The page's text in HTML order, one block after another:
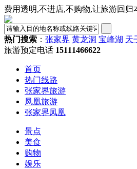
费用透明,不进店,不购物,让旅游回
热门搜索 ： 张家界 黄龙洞 宝峰湖 天
旅游预定电话 15111466622
首页
热门线路
张家界旅游
凤凰旅游
张家界凤凰
景点
美食
购物
娱乐